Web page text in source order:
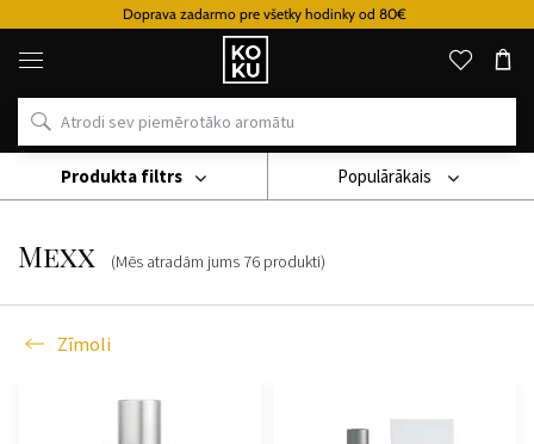
Doprava zadarmo pre všetky hodinky od 80€
Oriģinālie
parfimērijas
izstrādājumi
un
pulksteņi
vietā
Zīmoli
Mexx
Mexx (Mēs atradām jums 76 produkti)
Populārākais
Zīmoli
Produkta filtrs